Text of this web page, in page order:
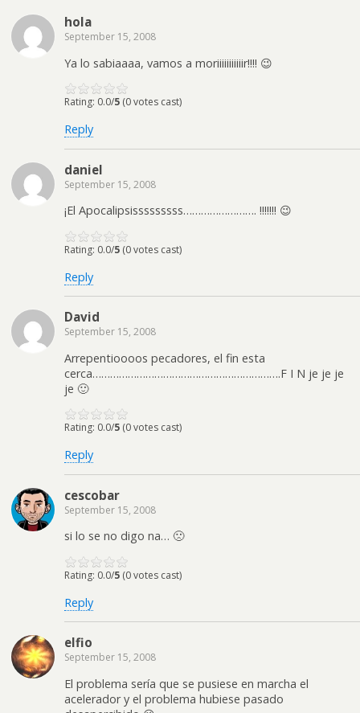
hola
September 15, 2008
Ya lo sabiaaaa, vamos a moriiiiiiiiiiir!!!! 😉
Rating: 0.0/5 (0 votes cast)
Reply
daniel
September 15, 2008
¡El Apocalipsisssssssss……………………. !!!!!!! 😉
Rating: 0.0/5 (0 votes cast)
Reply
David
September 15, 2008
Arrepentioooos pecadores, el fin esta
cerca……………………………………………………….F I N je je je
je 🙂
Rating: 0.0/5 (0 votes cast)
Reply
cescobar
September 15, 2008
si lo se no digo na… 🙁
Rating: 0.0/5 (0 votes cast)
Reply
elfio
September 15, 2008
El problema sería que se pusiese en marcha el
acelerador y el problema hubiese pasado